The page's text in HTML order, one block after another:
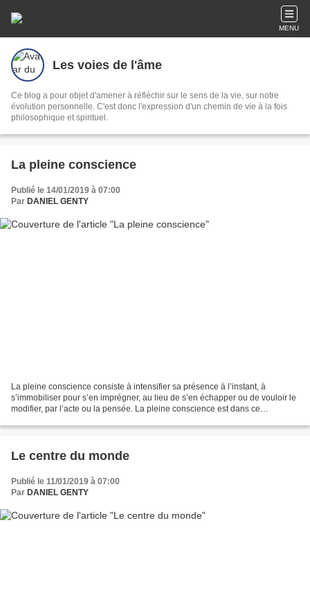
MENU
Les voies de l'âme
Ce blog a pour objet d'amener à réfléchir sur le sens de la vie, sur notre
évolution personnelle. C'est donc l'expression d'un chemin de vie à la fois
philosophique et spirituel.
La pleine conscience
Publié le 14/01/2019 à 07:00
Par DANIEL GENTY
La pleine conscience consiste à intensifier sa présence à l’instant, à
s’immobiliser pour s’en imprégner, au lieu de s’en échapper ou de vouloir le
modifier, par l’acte ou la pensée. La pleine conscience est dans ce
Le centre du monde
Publié le 11/01/2019 à 07:00
Par DANIEL GENTY